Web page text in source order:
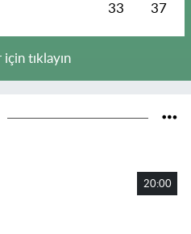
33 37
tıklayın
20:00